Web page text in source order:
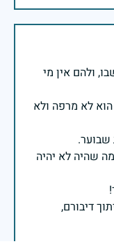
ולהם אין מי
הוא לא מרפה ולא
שהיה לא יהיה
דיבורם,